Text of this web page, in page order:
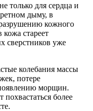
только для сердца и
дыму, в
кожного
стареет
сверстников уже
колебания массы
потере
морщин.
более